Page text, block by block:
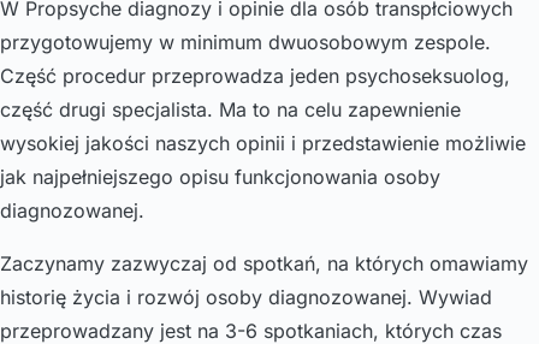
W Propsyche diagnozy i opinie dla osób transpłciowych
przygotowujemy w minimum dwuosobowym zespole.
Część procedur przeprowadza jeden psychoseksuolog,
część drugi specjalista. Ma to na celu zapewnienie
wysokiej jakości naszych opinii i przedstawienie możliwie
jak najpełniejszego opisu funkcjonowania osoby
diagnozowanej.
Zaczynamy zazwyczaj od spotkań, na których omawiamy
historię życia i rozwój osoby diagnozowanej. Wywiad
przeprowadzany jest na 3-6 spotkaniach, których czas